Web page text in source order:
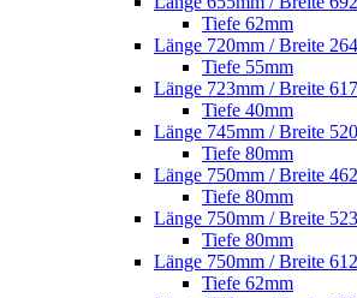
Tiefe 62mm
Länge 720mm / Breite
Tiefe 55mm
Länge 723mm / Breite
Tiefe 40mm
Länge 745mm / Breite
Tiefe 80mm
Länge 750mm / Breite
Tiefe 80mm
Länge 750mm / Breite
Tiefe 80mm
Länge 750mm / Breite
Tiefe 62mm